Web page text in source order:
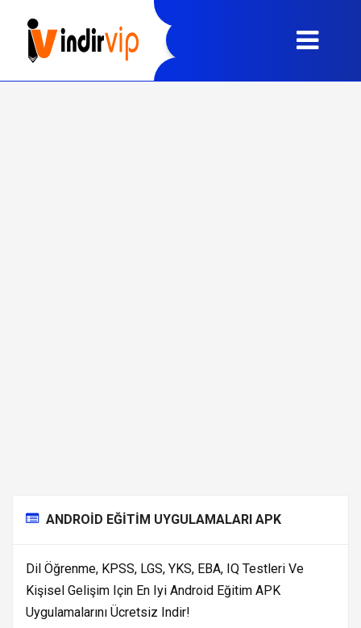
ANDROID EĞITIM UYGULAMALARI APK
Dil Öğrenme, KPSS, LGS, YKS, EBA, IQ Testleri Ve
Kişisel Gelişim Için En Iyi Android Eğitim APK
Uygulamalarını Ücretsiz Indir!